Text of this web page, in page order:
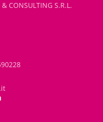
CONSULTING S.R.L.